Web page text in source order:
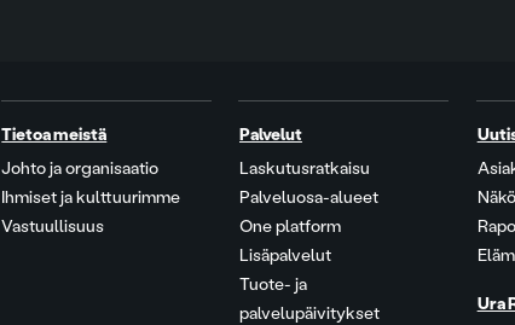
Tietoa meistä
Johto ja organisaatio
Ihmiset ja kulttuurimme
Vastuullisuus
Palvelut
Laskutusratkaisu
Palveluosa-alueet
One platform
Lisäpalvelut
Tuote- ja
palvelupäivitykset
Ura